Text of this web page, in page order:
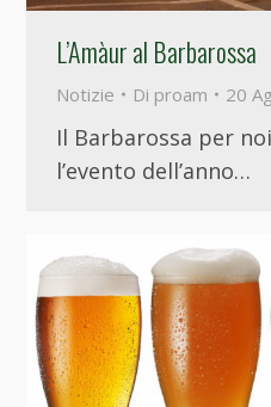
L’Amàur al Barbarossa
Notizie Di proam 20
Il Barbarossa per
l’evento dell’anno…